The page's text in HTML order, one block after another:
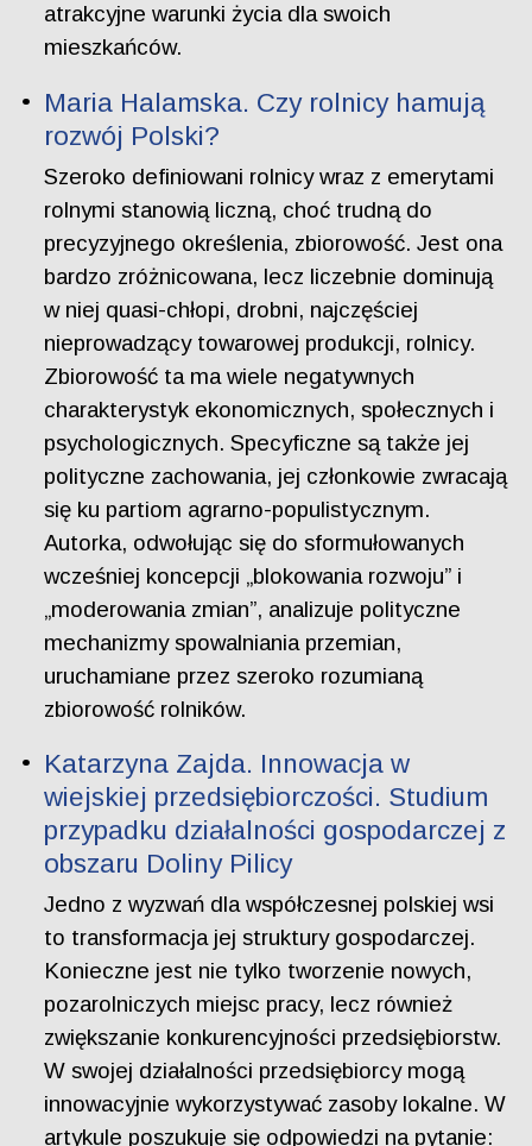
atrakcyjne warunki życia dla swoich
mieszkańców.
Maria Halamska. Czy rolnicy hamują
rozwój Polski?
Szeroko definiowani rolnicy wraz z emerytami
rolnymi stanowią liczną, choć trudną do
precyzyjnego określenia, zbiorowość. Jest ona
bardzo zróżnicowana, lecz liczebnie dominują
w niej quasi-chłopi, drobni, najczęściej
nieprowadzący towarowej produkcji, rolnicy.
Zbiorowość ta ma wiele negatywnych
charakterystyk ekonomicznych, społecznych i
psychologicznych. Specyficzne są także jej
polityczne zachowania, jej członkowie zwracają
się ku partiom agrarno-populistycznym.
Autorka, odwołując się do sformułowanych
wcześniej koncepcji „blokowania rozwoju” i
„moderowania zmian”, analizuje polityczne
mechanizmy spowalniania przemian,
uruchamiane przez szeroko rozumianą
zbiorowość rolników.
Katarzyna Zajda. Innowacja w
wiejskiej przedsiębiorczości. Studium
przypadku działalności gospodarczej z
obszaru Doliny Pilicy
Jedno z wyzwań dla współczesnej polskiej wsi
to transformacja jej struktury gospodarczej.
Konieczne jest nie tylko tworzenie nowych,
pozarolniczych miejsc pracy, lecz również
zwiększanie konkurencyjności przedsiębiorstw.
W swojej działalności przedsiębiorcy mogą
innowacyjnie wykorzystywać zasoby lokalne. W
artykule poszukuje się odpowiedzi na pytanie: